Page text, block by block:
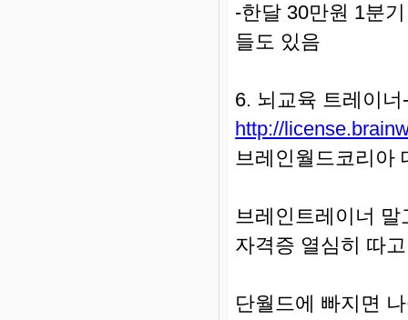
-한달 30만원 1분
들도 있음
6. 뇌교육 트레이
http://
브레인월드코리아
브레인트레이너
자격증 열심히 따
단월드에 빠지면